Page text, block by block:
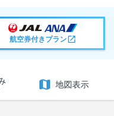
航空券付きプラン
地図表示